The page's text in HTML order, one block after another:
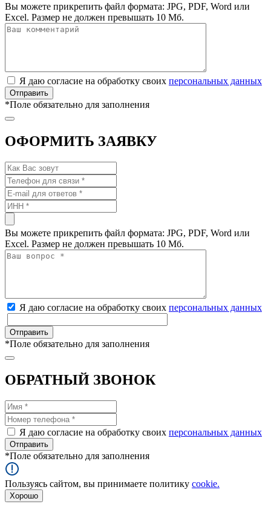
Вы можете прикрепить файл формата: JPG, PDF, Word или
Excel. Размер не должен превышать 10 Мб.
Я даю согласие на обработку своих персональных данных
*Поле обязательно для заполнения
ОФОРМИТЬ ЗАЯВКУ
Вы можете прикрепить файл формата: JPG, PDF, Word или
Excel. Размер не должен превышать 10 Мб.
Я даю согласие на обработку своих персональных данных
*Поле обязательно для заполнения
ОБРАТНЫЙ ЗВОНОК
Я даю согласие на обработку своих персональных данных
*Поле обязательно для заполнения
Пользуясь сайтом, вы принимаете политику cookie.
Хорошо